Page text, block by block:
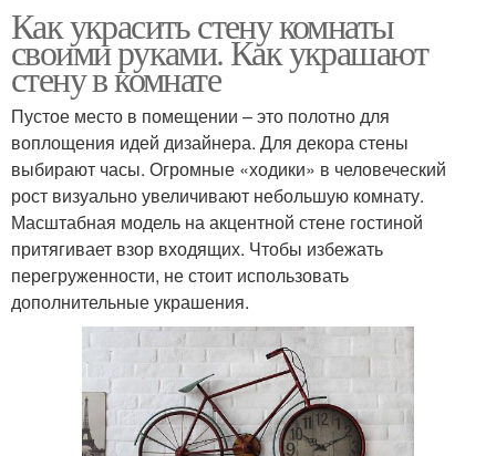
Как украсить стену комнаты
своими руками. Как украшают
стену в комнате
Пустое место в помещении – это полотно для
воплощения идей дизайнера. Для декора стены
выбирают часы. Огромные «ходики» в человеческий
рост визуально увеличивают небольшую комнату.
Масштабная модель на акцентной стене гостиной
притягивает взор входящих. Чтобы избежать
перегруженности, не стоит использовать
дополнительные украшения.